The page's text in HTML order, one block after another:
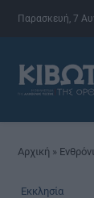
Παρασκευή, 7
Αρχική »
Εκκλησία